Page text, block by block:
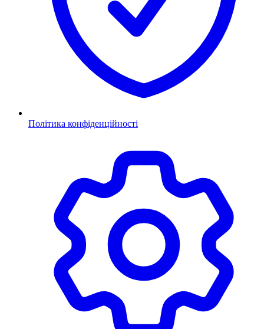
Політика конфіденційності